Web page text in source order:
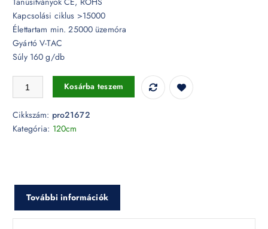
Kapcsolási ciklus >15000
Élettartam min. 25000 üzemóra
Gyártó V-TAC
Súly 160 g/db
16,5W LED fénycső T8 Samsung chip (110lm/W) 120 cm 4000K -
Kosárba teszem
Cikkszám: pro21672
Kategória: 120cm
További információk